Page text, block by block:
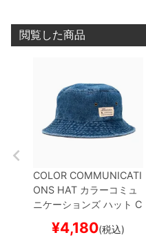
閲覧した商品
COLOR COMMUNICATI
ONS HAT カラーコミュ
ニケーションズ ハット C
ENIMBLUE DENIMス
¥4,180(税込)